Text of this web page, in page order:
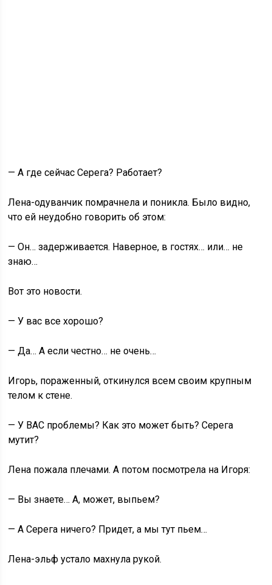
— А где сейчас Серега? Работает?
Лена-одуванчик помрачнела и поникла. Было видно,
что ей неудобно говорить об этом:
— Он… задерживается. Наверное, в гостях… или… не
знаю…
Вот это новости.
— У вас все хорошо?
— Да… А если честно… не очень…
Игорь, пораженный, откинулся всем своим крупным
телом к стене.
— У ВАС проблемы? Как это может быть? Серега
мутит?
Лена пожала плечами. А потом посмотрела на Игоря:
— Вы знаете… А, может, выпьем?
— А Серега ничего? Придет, а мы тут пьем…
Лена-эльф устало махнула рукой.